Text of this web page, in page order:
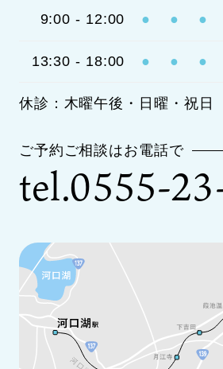
9:00 - 12:00 ● ● ●
13:30 - 18:00 ● ● ●
休診：木曜午後・日曜・祝日
ご予約ご相談はお電話で
tel.0555-